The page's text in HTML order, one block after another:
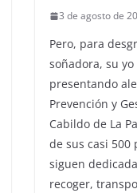
3 de agosto de
Pero, para
soñadora, su
presentando
Prevención y
Cabildo de La
de sus casi 500
siguen
recoger,